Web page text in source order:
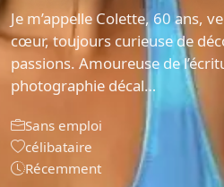
Je m’appelle Colette, 60 ans,
cœur, toujours curieuse de
passions. Amoureuse de
photographie décal…
Sans emploi
célibataire
Récemment